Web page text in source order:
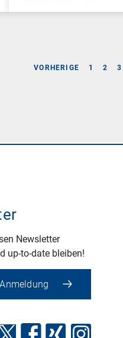
VORHERIGE 1 2 3
Newsletter
up-to-date bleiben!